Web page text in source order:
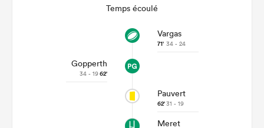
Temps écoulé
Vargas
71' 34 - 24
Gopperth
34 - 1962'
Pauvert
62'31 - 19
Meret